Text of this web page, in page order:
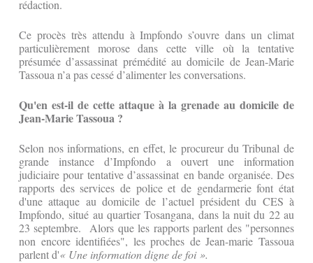
rédaction.
Ce procès très attendu à Impfondo s’ouvre dans un climat
particulièrement morose dans cette ville où la tentative
présumée d’assassinat prémédité au domicile de Jean-Marie
Tassoua n’a pas cessé d’alimenter les conversations.
Qu'en est-il de cette attaque à la grenade au domicile de
Jean-Marie Tassoua ?
Selon nos informations, en effet, le procureur du Tribunal de
grande instance d’Impfondo a ouvert une information
judiciaire pour tentative d’assassinat en bande organisée. Des
rapports des services de police et de gendarmerie font état
d'une attaque au domicile de l’actuel président du CES à
Impfondo, situé au quartier Tosangana, dans la nuit du 22 au
23 septembre. Alors que les rapports parlent des "personnes
non encore identifiées", les proches de Jean-marie Tassoua
parlent d'« Une information digne de foi ».